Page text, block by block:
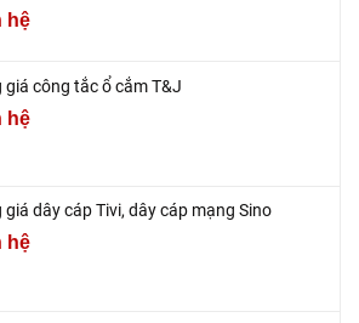
hệ
giá công tắc ổ cắm T&J
hệ
giá dây cáp Tivi, dây cáp mạng Sino
hệ